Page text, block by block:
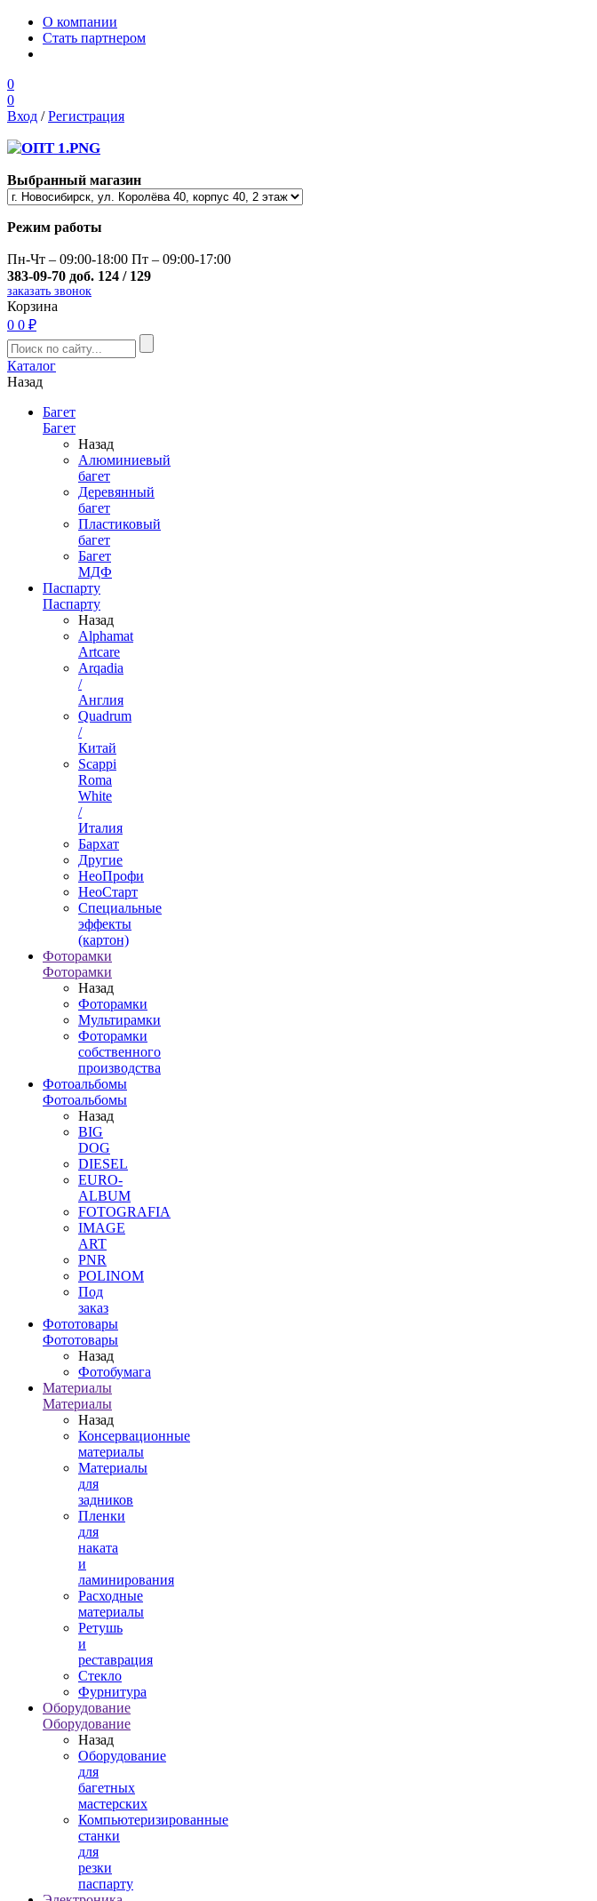
О компании
Стать партнером
0
0
Вход /Регистрация
Выбранный магазин
Режим работы
Пн-Чт – 09:00-18:00 Пт – 09:00-17:00
383-09-70 доб. 124 / 129
заказать звонок
Корзина
0 0 ₽
Каталог
Назад
Багет
Багет
Назад
Алюминиевый
багет
Деревянный
багет
Пластиковый
багет
Багет
МДФ
Паспарту
Паспарту
Назад
Alphamat
Artcare
Arqadia
/
Англия
Quadrum
/
Китай
Scappi
Roma
White
/
Италия
Бархат
Другие
НеоПрофи
НеоСтарт
Специальные
эффекты
(картон)
Фоторамки
Фоторамки
Назад
Фоторамки
Мультирамки
Фоторамки
собственного
производства
Фотоальбомы
Фотоальбомы
Назад
BIG
DOG
DIESEL
EURO-
ALBUM
FOTOGRAFIA
IMAGE
ART
PNR
POLINOM
Под
заказ
Фототовары
Фототовары
Назад
Фотобумага
Материалы
Материалы
Назад
Консервационные
материалы
Материалы
для
задников
Пленки
для
наката
и
ламинирования
Расходные
материалы
Ретушь
и
реставрация
Стекло
Фурнитура
Оборудование
Оборудование
Назад
Оборудование
для
багетных
мастерских
Компьютеризированные
станки
для
резки
паспарту